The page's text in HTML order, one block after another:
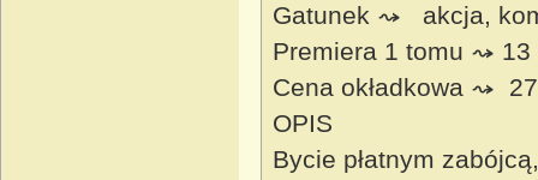
Gatunek ⤳ akcja,
Premiera 1 tomu ⤳ 13
Cena okładkowa ⤳
OPIS
Bycie płatnym